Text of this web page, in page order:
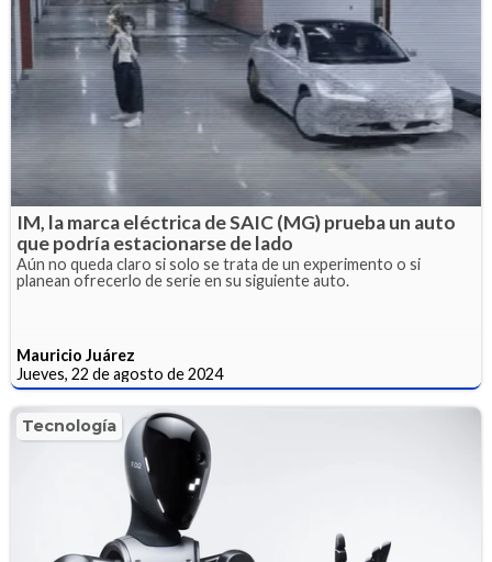
IM, la marca eléctrica de SAIC (MG) prueba un auto
que podría estacionarse de lado
Aún no queda claro si solo se trata de un experimento o si
planean ofrecerlo de serie en su siguiente auto.
Mauricio Juárez
Jueves, 22 de agosto de 2024
Tecnología